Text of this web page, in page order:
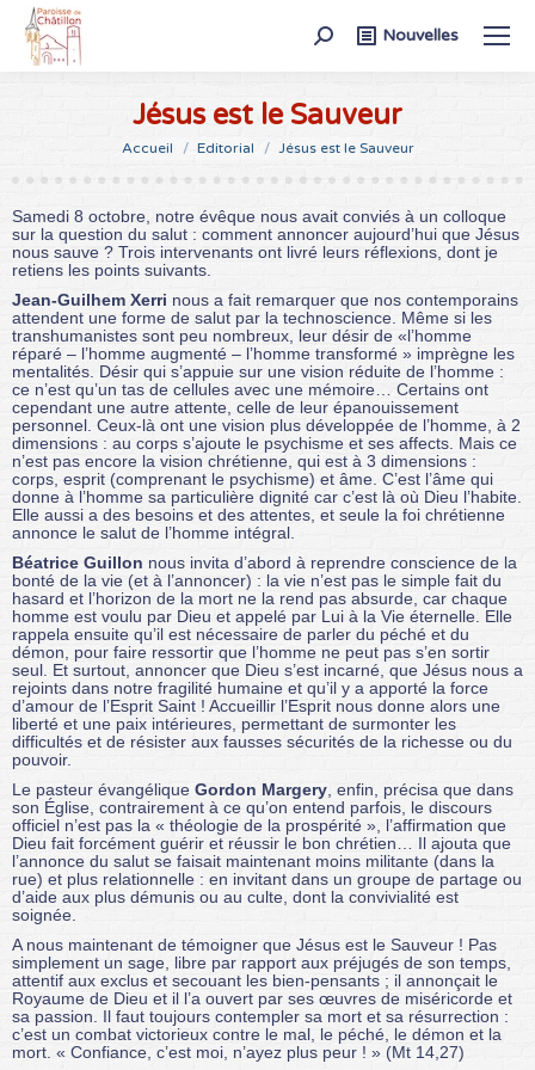
Recherche
:
Nouvelles
Jésus est le Sauveur
Vous êtes ici :
Accueil Editorial Jésus est le Sauveur
Samedi 8 octobre, notre évêque nous avait conviés à un colloque
sur la question du salut : comment annoncer aujourd’hui que Jésus
nous sauve ? Trois intervenants ont livré leurs réflexions, dont je
retiens les points suivants.
Jean-Guilhem Xerri nous a fait remarquer que nos contemporains
attendent une forme de salut par la technoscience. Même si les
transhumanistes sont peu nombreux, leur désir de «l’homme
réparé – l’homme augmenté – l’homme transformé » imprègne les
mentalités. Désir qui s’appuie sur une vision réduite de l’homme :
ce n’est qu’un tas de cellules avec une mémoire… Certains ont
cependant une autre attente, celle de leur épanouissement
personnel. Ceux-là ont une vision plus développée de l’homme, à 2
dimensions : au corps s’ajoute le psychisme et ses affects. Mais ce
n’est pas encore la vision chrétienne, qui est à 3 dimensions :
corps, esprit (comprenant le psychisme) et âme. C’est l’âme qui
donne à l’homme sa particulière dignité car c’est là où Dieu l’habite.
Elle aussi a des besoins et des attentes, et seule la foi chrétienne
annonce le salut de l’homme intégral.
Béatrice Guillon nous invita d’abord à reprendre conscience de la
bonté de la vie (et à l’annoncer) : la vie n’est pas le simple fait du
hasard et l’horizon de la mort ne la rend pas absurde, car chaque
homme est voulu par Dieu et appelé par Lui à la Vie éternelle. Elle
rappela ensuite qu’il est nécessaire de parler du péché et du
démon, pour faire ressortir que l’homme ne peut pas s’en sortir
seul. Et surtout, annoncer que Dieu s’est incarné, que Jésus nous a
rejoints dans notre fragilité humaine et qu’il y a apporté la force
d’amour de l’Esprit Saint ! Accueillir l’Esprit nous donne alors une
liberté et une paix intérieures, permettant de surmonter les
difficultés et de résister aux fausses sécurités de la richesse ou du
pouvoir.
Le pasteur évangélique Gordon Margery , enfin, précisa que dans
son Église, contrairement à ce qu’on entend parfois, le discours
officiel n’est pas la « théologie de la prospérité », l’affirmation que
Dieu fait forcément guérir et réussir le bon chrétien… Il ajouta que
l’annonce du salut se faisait maintenant moins militante (dans la
rue) et plus relationnelle : en invitant dans un groupe de partage ou
d’aide aux plus démunis ou au culte, dont la convivialité est
soignée.
A nous maintenant de témoigner que Jésus est le Sauveur ! Pas
simplement un sage, libre par rapport aux préjugés de son temps,
attentif aux exclus et secouant les bien-pensants ; il annonçait le
Royaume de Dieu et il l’a ouvert par ses œuvres de miséricorde et
sa passion. Il faut toujours contempler sa mort et sa résurrection :
c’est un combat victorieux contre le mal, le péché, le démon et la
mort. « Confiance, c’est moi, n’ayez plus peur ! » (Mt 14,27)